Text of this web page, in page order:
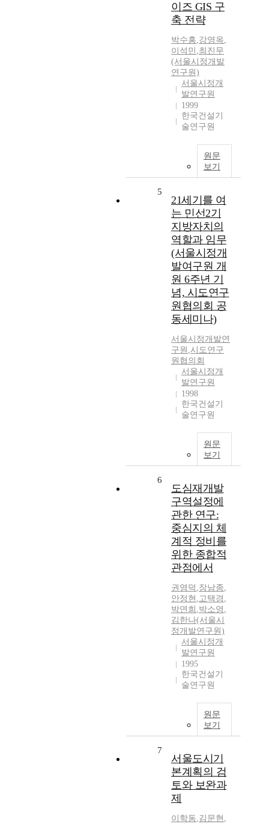
이즈 GIS 구
축 전략
박수홍,강영옥,
이석민 ,최진무
(서울시정개발
연구원)
서울시정개
발연구원
1999
한국건설기
술연구원
원문
보기
5
21세기를 여
는 민선2기
지방자치의
역할과 임무
(서울시정개
발여구원 개
원 6주년 기
념, 시도연구
원협의회 공
동세미나)
서울시정개발연
구원 ,시도연구
원협의회
서울시정개
발연구원
1998
한국건설기
술연구원
원문
보기
6
도심재개발
구역설정에
관한 연구:
중심지의 체
계적 정비를
위한 종합적
관점에서
권영덕 ,장남종,
안정현 ,고택경 ,
박연희 ,박소영 ,
김한나(서울시
정개발연구원)
서울시정개
발연구원
1995
한국건설기
술연구원
원문
보기
7
서울도시기
본계획의 검
토와 보완과
제
이학동,김문현 ,